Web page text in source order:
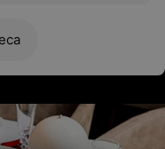
к Вам всех,
гость из